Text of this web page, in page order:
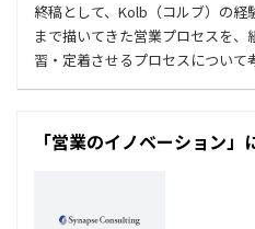
終稿として、Kolb（コルブ）の経
まで描いてきた営業プロセスを
習・定着させるプロセスについて
「営業のイノベーション